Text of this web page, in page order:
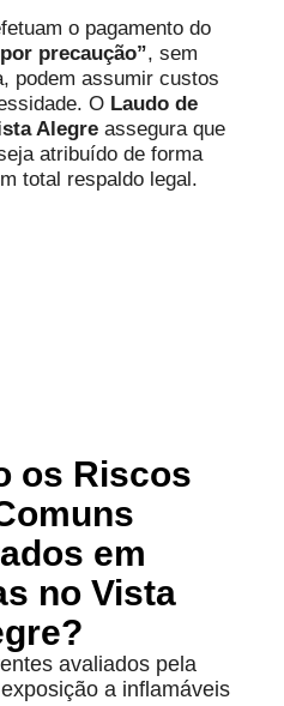
o pagamento do
precaução”, sem
podem assumir custos
O Laudo de
Alegre assegura que
atribuído de forma
total respaldo legal.
os Riscos
em
no Vista
avaliados pela
a inflamáveis